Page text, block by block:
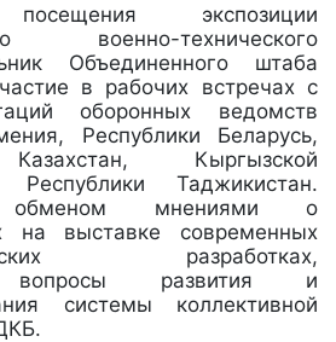
экспозиции
военно-технического
Объединенного штаба
в рабочих встречах с
оборонных ведомств
Республики Беларусь,
Кыргызской
Таджикистан.
мнениями о
на выставке современных
разработках,
вопросы развития и
системы коллективной